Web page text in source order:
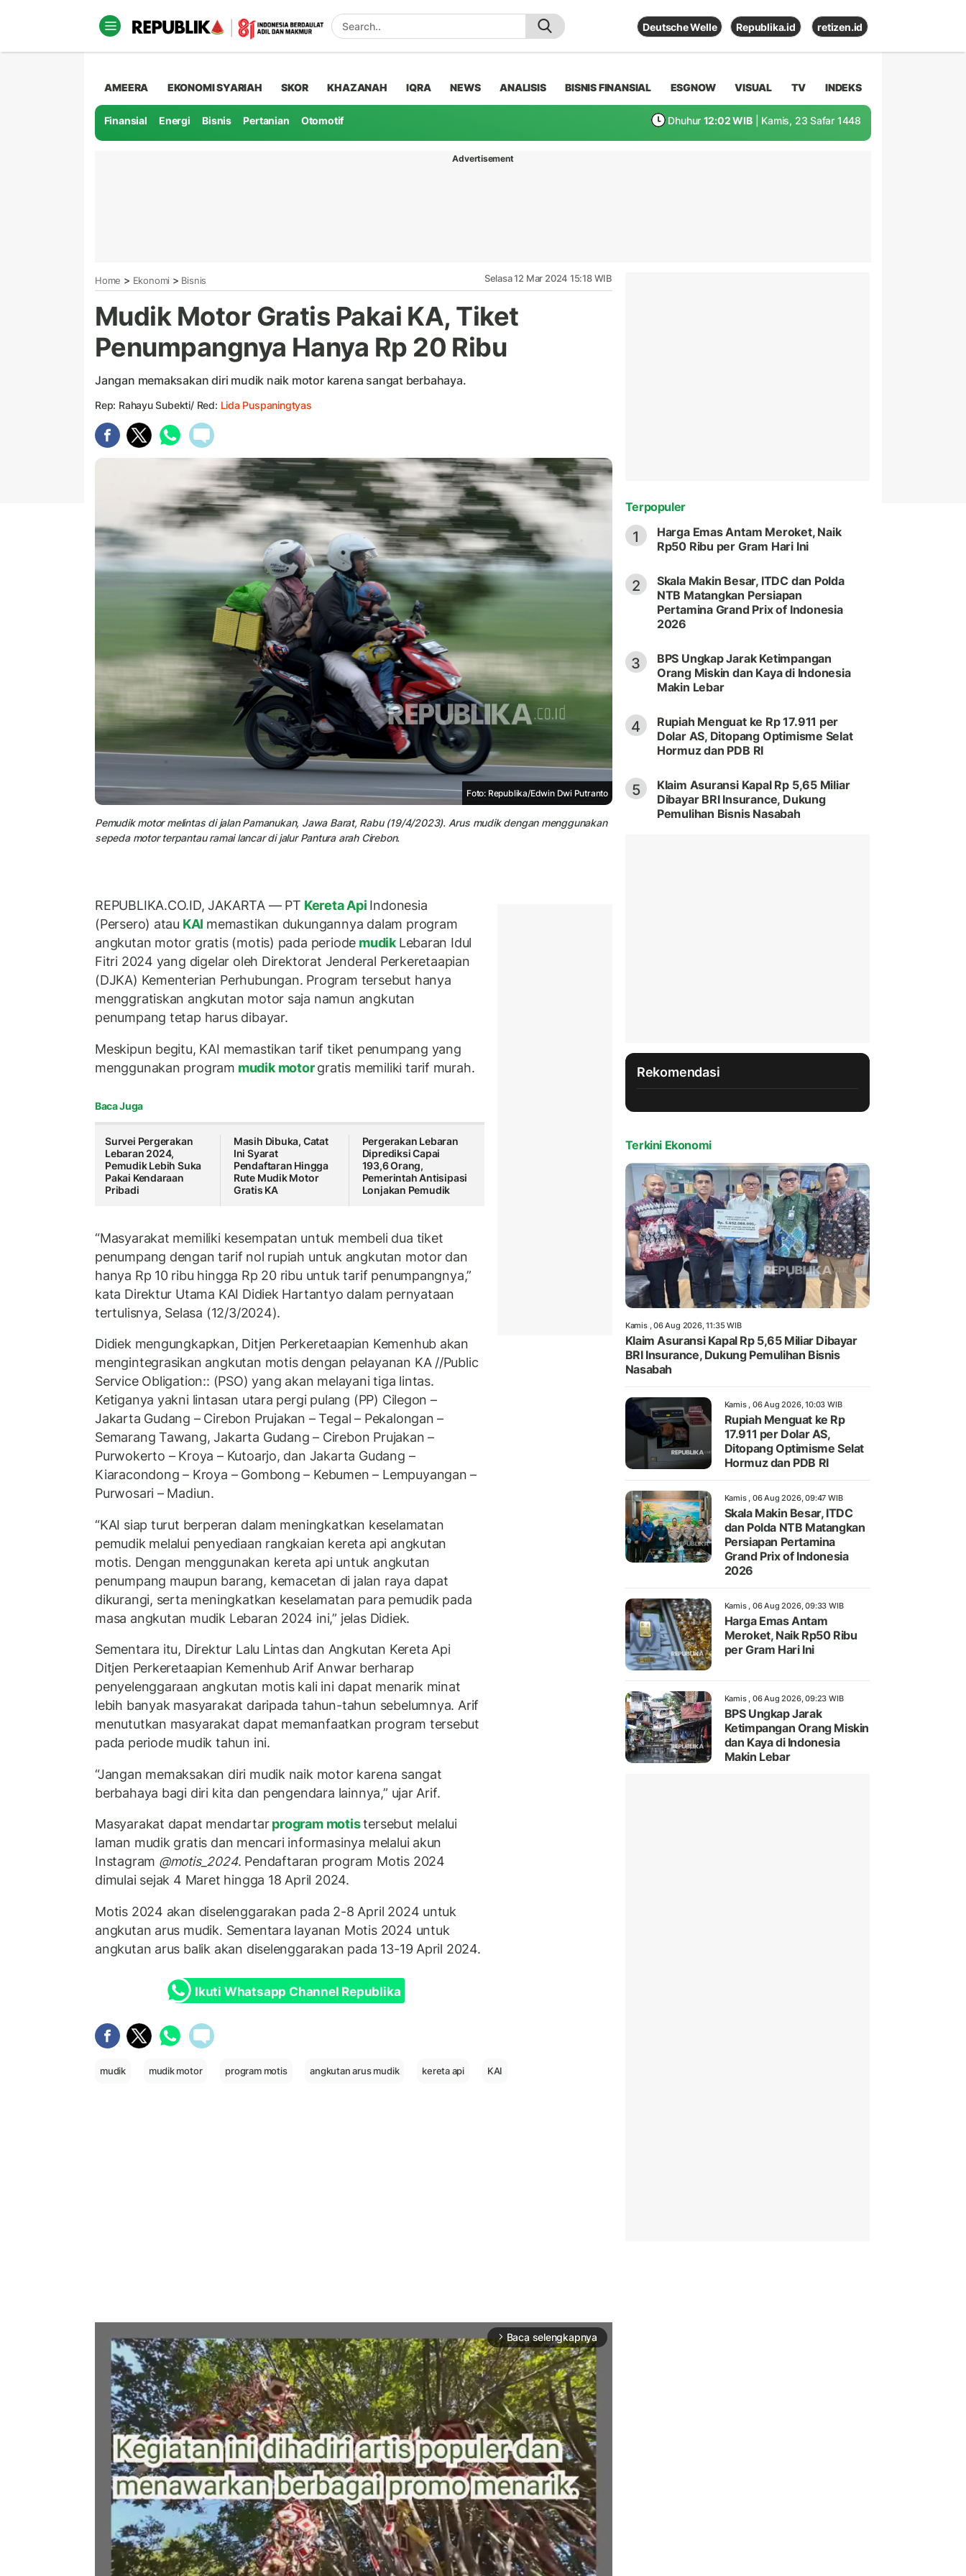
Deutsche Welle Republika.id retizen.id
AMEERA EKONOMI SYARIAH SKOR KHAZANAH IQRA NEWS ANALISIS BISNIS FINANSIAL ESGNOW VISUAL TV INDEKS
Finansial Energi Bisnis Pertanian Otomotif Dhuhur 12:02 WIB | Kamis, 23 Safar 1448
Advertisement
Home > Ekonomi > Bisnis Selasa 12 Mar 2024 15:18 WIB
Mudik Motor Gratis Pakai KA, Tiket
Penumpangnya Hanya Rp 20 Ribu
Jangan memaksakan diri mudik naik motor karena sangat berbahaya.
Rep: Rahayu Subekti/ Red: Lida Puspaningtyas
Foto: Republika/Edwin Dwi Putranto
Pemudik motor melintas di jalan Pamanukan, Jawa Barat, Rabu (19/4/2023). Arus mudik dengan menggunakan
sepeda motor terpantau ramai lancar di jalur Pantura arah Cirebon.
REPUBLIKA.CO.ID, JAKARTA — PT Kereta Api Indonesia
(Persero) atau KAI memastikan dukungannya dalam program
angkutan motor gratis (motis) pada periode mudik Lebaran Idul
Fitri 2024 yang digelar oleh Direktorat Jenderal Perkeretaapian
(DJKA) Kementerian Perhubungan. Program tersebut hanya
menggratiskan angkutan motor saja namun angkutan
penumpang tetap harus dibayar.
Meskipun begitu, KAI memastikan tarif tiket penumpang yang
menggunakan program mudik motorgratis memiliki tarif murah.
Baca Juga
Survei Pergerakan
Lebaran 2024,
Pemudik Lebih Suka
Pakai Kendaraan
Pribadi
Masih Dibuka, Catat
Ini Syarat
Pendaftaran Hingga
Rute Mudik Motor
Gratis KA
Pergerakan Lebaran
Diprediksi Capai
193,6 Orang,
Pemerintah Antisipasi
Lonjakan Pemudik
“Masyarakat memiliki kesempatan untuk membeli dua tiket
penumpang dengan tarif nol rupiah untuk angkutan motor dan
hanya Rp 10 ribu hingga Rp 20 ribu untuk tarif penumpangnya,”
kata Direktur Utama KAI Didiek Hartantyo dalam pernyataan
tertulisnya, Selasa (12/3/2024).
Didiek mengungkapkan, Ditjen Perkeretaapian Kemenhub akan
mengintegrasikan angkutan motis dengan pelayanan KA //Public
Service Obligation:: (PSO) yang akan melayani tiga lintas.
Ketiganya yakni lintasan utara pergi pulang (PP) Cilegon –
Jakarta Gudang – Cirebon Prujakan – Tegal – Pekalongan –
Semarang Tawang, Jakarta Gudang – Cirebon Prujakan –
Purwokerto – Kroya – Kutoarjo, dan Jakarta Gudang –
Kiaracondong – Kroya – Gombong – Kebumen – Lempuyangan –
Purwosari – Madiun.
“KAI siap turut berperan dalam meningkatkan keselamatan
pemudik melalui penyediaan rangkaian kereta api angkutan
motis. Dengan menggunakan kereta api untuk angkutan
penumpang maupun barang, kemacetan di jalan raya dapat
dikurangi, serta meningkatkan keselamatan para pemudik pada
masa angkutan mudik Lebaran 2024 ini,” jelas Didiek.
Sementara itu, Direktur Lalu Lintas dan Angkutan Kereta Api
Ditjen Perkeretaapian Kemenhub Arif Anwar berharap
penyelenggaraan angkutan motis kali ini dapat menarik minat
lebih banyak masyarakat daripada tahun-tahun sebelumnya. Arif
menututkan masyarakat dapat memanfaatkan program tersebut
pada periode mudik tahun ini.
“Jangan memaksakan diri mudik naik motor karena sangat
berbahaya bagi diri kita dan pengendara lainnya,” ujar Arif.
Masyarakat dapat mendartarprogram motistersebut melalui
laman mudik gratis dan mencari informasinya melalui akun
Instagram @motis_2024. Pendaftaran program Motis 2024
dimulai sejak 4 Maret hingga 18 April 2024.
Motis 2024 akan diselenggarakan pada 2-8 April 2024 untuk
angkutan arus mudik. Sementara layanan Motis 2024 untuk
angkutan arus balik akan diselenggarakan pada 13-19 April 2024.
Ikuti Whatsapp Channel Republika
mudik mudik motor program motis angkutan arus mudik kereta api KAI
arrow_forward_ios Baca selengkapnya
Terpopuler
1
Harga Emas Antam Meroket, Naik
Rp50 Ribu per Gram Hari Ini
2
Skala Makin Besar, ITDC dan Polda
NTB Matangkan Persiapan
Pertamina Grand Prix of Indonesia
2026
3
BPS Ungkap Jarak Ketimpangan
Orang Miskin dan Kaya di Indonesia
Makin Lebar
4
Rupiah Menguat ke Rp 17.911 per
Dolar AS, Ditopang Optimisme Selat
Hormuz dan PDB RI
5
Klaim Asuransi Kapal Rp 5,65 Miliar
Dibayar BRI Insurance, Dukung
Pemulihan Bisnis Nasabah
Rekomendasi
Terkini Ekonomi
Kamis , 06 Aug 2026, 11:35 WIB
Klaim Asuransi Kapal Rp 5,65 Miliar Dibayar
BRI Insurance, Dukung Pemulihan Bisnis
Nasabah
Kamis , 06 Aug 2026, 10:03 WIB
Rupiah Menguat ke Rp
17.911 per Dolar AS,
Ditopang Optimisme Selat
Hormuz dan PDB RI
Kamis , 06 Aug 2026, 09:47 WIB
Skala Makin Besar, ITDC
dan Polda NTB Matangkan
Persiapan Pertamina
Grand Prix of Indonesia
2026
Kamis , 06 Aug 2026, 09:33 WIB
Harga Emas Antam
Meroket, Naik Rp50 Ribu
per Gram Hari Ini
Kamis , 06 Aug 2026, 09:23 WIB
BPS Ungkap Jarak
Ketimpangan Orang Miskin
dan Kaya di Indonesia
Makin Lebar